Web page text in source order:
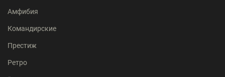
Амфибия
Командирские
Престиж
Ретро